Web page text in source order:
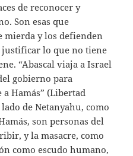
de reconocer y
Son esas que
mierda y los defienden
justificar lo que no tiene
“Abascal viaja a Israel
gobierno para
Hamás” (Libertad
de Netanyahu, como
son personas del
y la masacre, como
como escudo humano,